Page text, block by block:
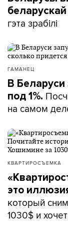
знаете, как
взглядам.
– Я помогаю
воспитании, –
же садик –
то может
ребенком
– Я живу с
с рождения, –
нее, как у
определенные
так.
гэта зрабілі
ГАМАНЕЦ
В Беларуси
под 1%.
на самом
КВАРТИРОСЪЕМКА
это
который
1030$ и